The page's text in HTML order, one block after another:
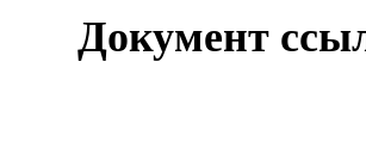
Документ